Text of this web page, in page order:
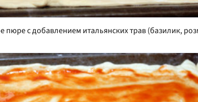
пюре с добавлением итальянских трав (базилик,